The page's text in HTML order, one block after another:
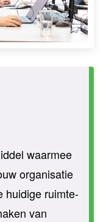
waarmee
organisatie
huidige ruimte-
van